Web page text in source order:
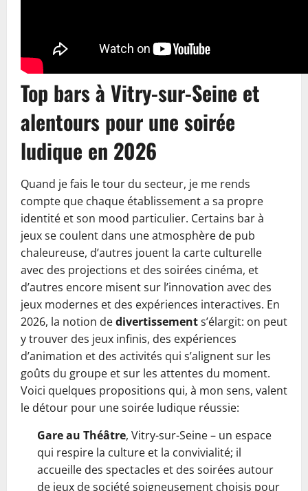
Top bars à Vitry-sur-Seine et
alentours pour une soirée
ludique en 2026
Quand je fais le tour du secteur, je me rends
compte que chaque établissement a sa propre
identité et son mood particulier. Certains bar à
jeux se coulent dans une atmosphère de pub
chaleureuse, d’autres jouent la carte culturelle
avec des projections et des soirées cinéma, et
d’autres encore misent sur l’innovation avec des
jeux modernes et des expériences interactives. En
2026, la notion dedivertissements’élargit: on peut
y trouver des jeux infinis, des expériences
d’animation et des activités qui s’alignent sur les
goûts du groupe et sur les attentes du moment.
Voici quelques propositions qui, à mon sens, valent
le détour pour une soirée ludique réussie:
Gare au Théâtre, Vitry-sur-Seine – un espace
qui respire la culture et la convivialité; il
accueille des spectacles et des soirées autour
de jeux de société soigneusement choisis pour